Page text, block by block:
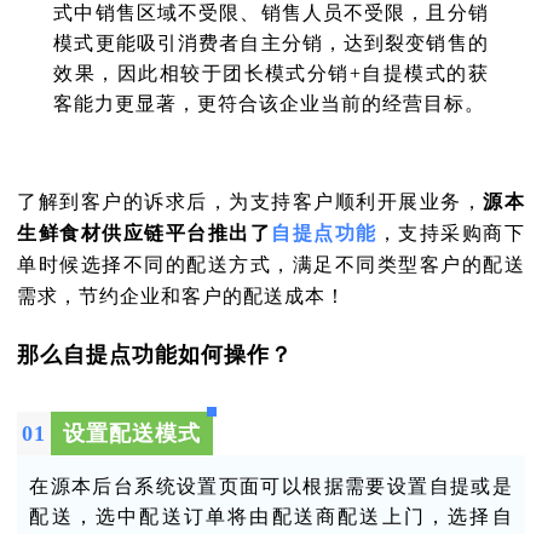
式中销售区域不受限、销售人员不受限，且分销
模式更能吸引消费者自主分销，达到裂变销售的
效果，因此相较于团长模式分销+自提模式的获
客能力更显著，更符合该企业当前的经营目标。
了解到客户的诉求后，为支持客户顺利开展业务，源本
生鲜食材供应链平台推出了 自提点功能 ，支持采购商下
单时候选择不同的配送方式，满足不同类型客户的配送
需求，节约企业和客户的配送成本！
那么自提点功能如何操作？
01 设置配送模式
在源本后台系统设置页面可以根据需要设置自提或是
配送，选中配送订单将由配送商配送上门，选择自